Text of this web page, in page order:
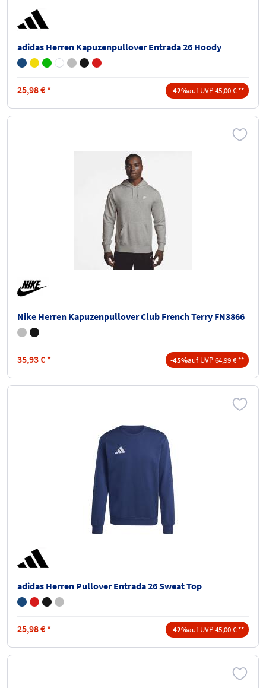
adidas Herren Kapuzenpullover Entrada 26 Hoody
25,98€ * -42%auf UVP 45,00 € **
Nike Herren Kapuzenpullover Club French Terry FN3866
35,93€ * -45%auf UVP 64,99 € **
adidas Herren Pullover Entrada 26 Sweat Top
25,98€ * -42%auf UVP 45,00 € **